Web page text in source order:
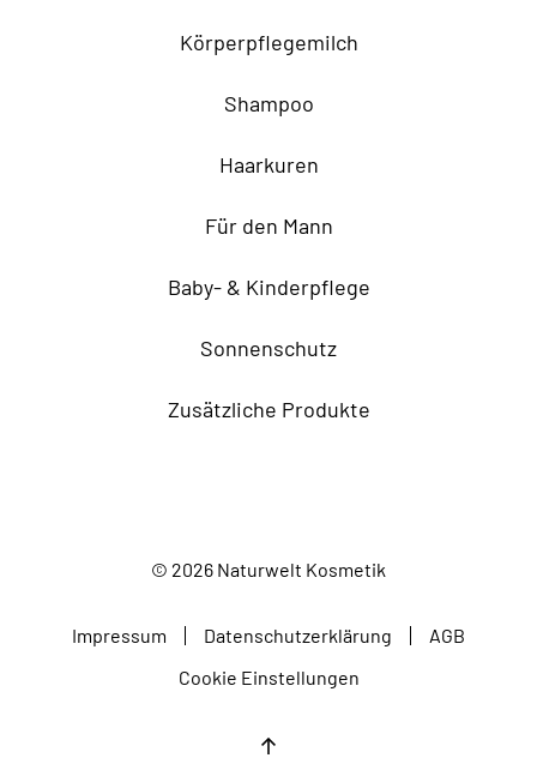
Körperpflegemilch
Shampoo
Haarkuren
Für den Mann
Baby- & Kinderpflege
Sonnenschutz
Zusätzliche Produkte
© 2026 Naturwelt Kosmetik
Impressum Datenschutzerklärung
AGB
Cookie Einstellungen